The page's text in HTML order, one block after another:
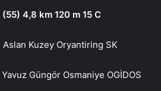
(55) 4,8 km 120 m 15 C
Aslan Kuzey Oryantiring SK
Güngör Osmaniye OGİDOS